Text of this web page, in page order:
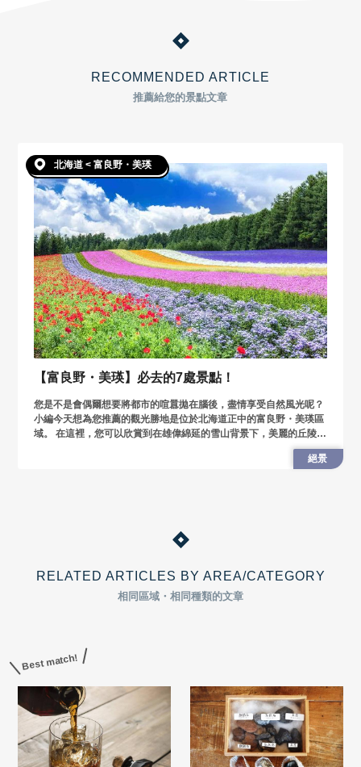
RECOMMENDED ARTICLE
推薦給您的景點文章
北海道 < 富良野・美瑛
【富良野・美瑛】必去的7處景點！
您是不是會偶爾想要將都市的喧囂拋在腦後，盡情享受自然風光呢？
小編今天想為您推薦的觀光勝地是位於北海道正中的富良野・美瑛區
域。 在這裡，您可以欣賞到在雄偉綿延的雪山背景下，美麗的丘陵地
帶被各色的麥田妝點得五顏六色，還有一望無際的薰衣草田等深深烙
絕景
RELATED ARTICLES BY AREA/CATEGORY
相同區域・相同種類的文章
Best match!